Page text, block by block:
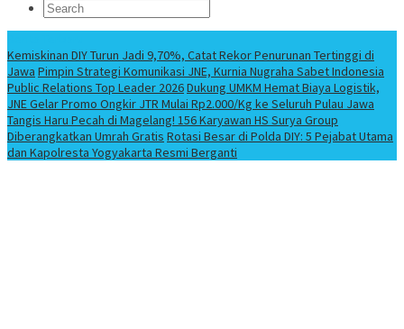
Kemiskinan DIY Turun Jadi 9,70%, Catat Rekor Penurunan Tertinggi di
Jawa Pimpin Strategi Komunikasi JNE, Kurnia Nugraha Sabet Indonesia
Public Relations Top Leader 2026Dukung UMKM Hemat Biaya Logistik,
JNE Gelar Promo Ongkir JTR Mulai Rp2.000/Kg ke Seluruh Pulau Jawa
Tangis Haru Pecah di Magelang! 156 Karyawan HS Surya Group
Diberangkatkan Umrah Gratis Rotasi Besar di Polda DIY: 5 Pejabat Utama
dan Kapolresta Yogyakarta Resmi Berganti